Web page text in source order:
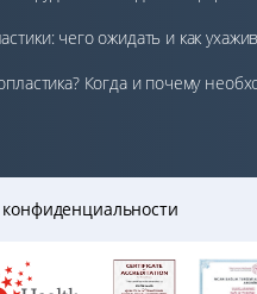
чего ожидать и как
Когда и почему